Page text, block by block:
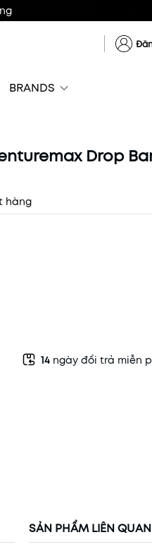
BRANDS
Drop
hàng
14 ngày đổi trả miễn
SẢN PHẨM LIÊN QUAN